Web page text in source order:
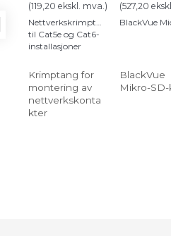
(119,20 ekskl. mva.)
Nettverkskrimptang
til Cat5e og Cat6-
installasjoner
Krimptang for
montering av
nettverkskonta
kter
(527,20
BlackVue
BlackVue
Mikro-